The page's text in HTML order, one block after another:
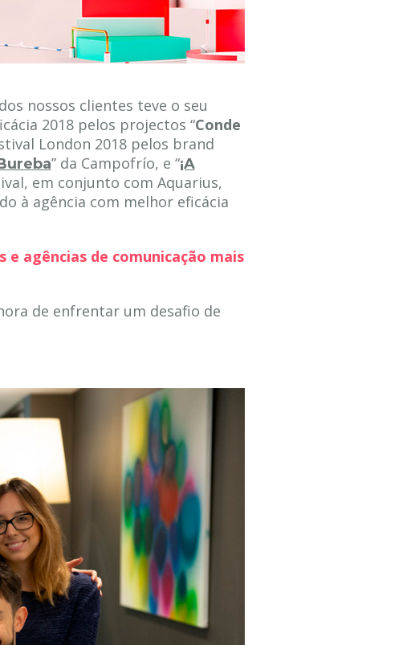
nossos clientes teve o seu
2018 pelos projectos “Conde
London 2018 pelos brand
” da Campofrío, e “¡A
em conjunto com Aquarius,
à agência com melhor eficácia
agências de comunicação mais
de enfrentar um desafio de